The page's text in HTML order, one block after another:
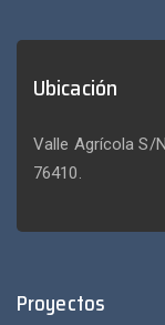
Ubicación
Valle Agrícola S/
76410.
Proyectos